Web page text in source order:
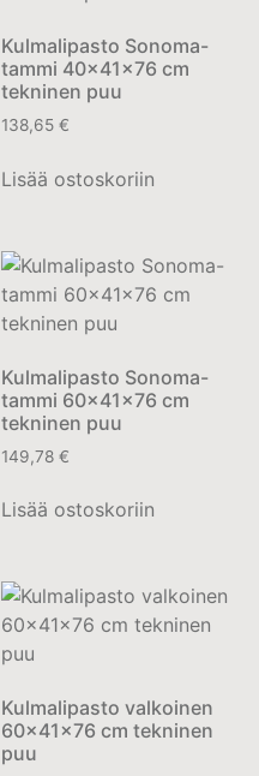
Kulmalipasto Sonoma-
tammi 40x41x76 cm
tekninen puu
138,65 €
Lisää ostoskoriin
Kulmalipasto Sonoma-
tammi 60x41x76 cm
tekninen puu
149,78 €
Lisää ostoskoriin
Kulmalipasto valkoinen
60x41x76 cm tekninen
puu